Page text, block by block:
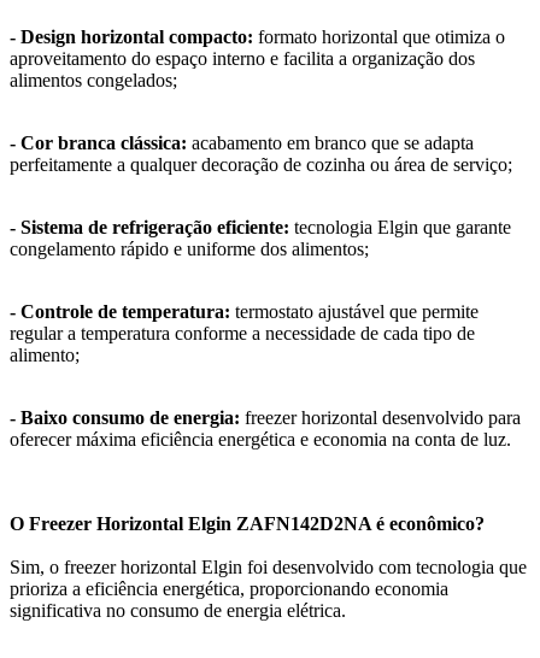
- Design horizontal compacto: formato horizontal que otimiza o
aproveitamento do espaço interno e facilita a organização dos
alimentos congelados;
- Cor branca clássica: acabamento em branco que se adapta
perfeitamente a qualquer decoração de cozinha ou área de serviço;
- Sistema de refrigeração eficiente: tecnologia Elgin que garante
congelamento rápido e uniforme dos alimentos;
- Controle de temperatura: termostato ajustável que permite
regular a temperatura conforme a necessidade de cada tipo de
alimento;
- Baixo consumo de energia: freezer horizontal desenvolvido para
oferecer máxima eficiência energética e economia na conta de luz.
O Freezer Horizontal Elgin ZAFN142D2NA é econômico?
Sim, o freezer horizontal Elgin foi desenvolvido com tecnologia que
prioriza a eficiência energética, proporcionando economia
significativa no consumo de energia elétrica.